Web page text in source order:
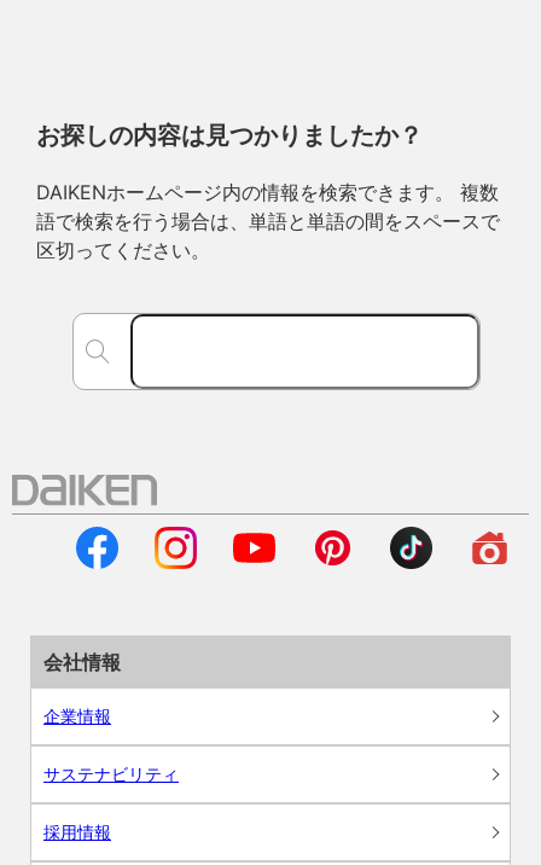
お探しの内容は見つかりましたか？
DAIKENホームページ内の情報を検索できます。 複数
語で検索を行う場合は、単語と単語の間をスペースで
区切ってください。
会社情報
企業情報
サステナビリティ
採用情報